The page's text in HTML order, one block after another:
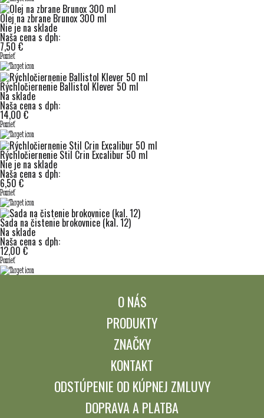
Olej na zbrane Brunox 300 ml
Nie je na sklade
Naša cena s dph:
7,50 €
Pozrieť
Rýchločiernenie Ballistol Klever 50 ml
Na sklade
Naša cena s dph:
14,00 €
Pozrieť
Rýchločiernenie Stil Crin Excalibur 50 ml
Nie je na sklade
Naša cena s dph:
6,50 €
Pozrieť
Sada na čistenie brokovnice (kal. 12)
Na sklade
Naša cena s dph:
12,00 €
Pozrieť
O NÁS
PRODUKTY
ZNAČKY
KONTAKT
ODSTÚPENIE OD KÚPNEJ ZMLUVY
DOPRAVA A PLATBA